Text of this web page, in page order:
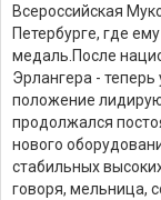
Всероссийская
Петербурге, где
медаль. После
Эрлангера -
положение
продолжался
нового
стабильных
говоря, мельница,